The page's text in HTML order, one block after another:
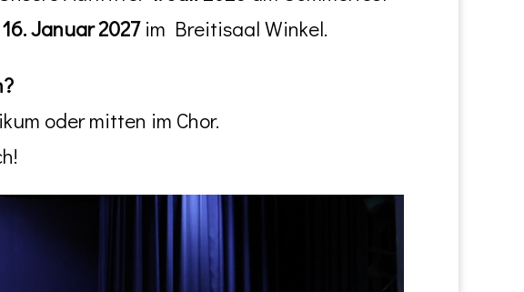
Januar 2027im Breitisaal Winkel.
oder mitten im Chor.